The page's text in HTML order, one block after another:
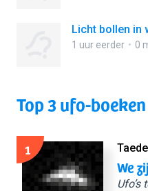
Licht bollen in
1 uur eerder 0
Top 3 ufo-boeken
1
We
Ufo’s